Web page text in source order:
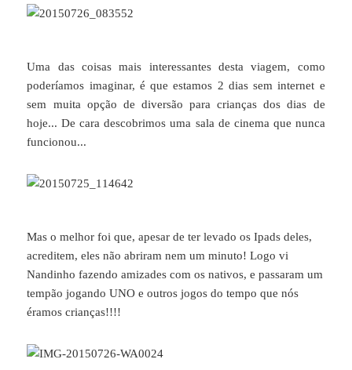
Uma das coisas mais interessantes desta viagem, como
poderíamos imaginar, é que estamos 2 dias sem internet e
sem muita opção de diversão para crianças dos dias de
hoje... De cara descobrimos uma sala de cinema que nunca
funcionou...
Mas o melhor foi que, apesar de ter levado os Ipads deles,
acreditem, eles não abriram nem um minuto! Logo vi
Nandinho fazendo amizades com os nativos, e passaram um
tempão jogando UNO e outros jogos do tempo que nós
éramos crianças!!!!